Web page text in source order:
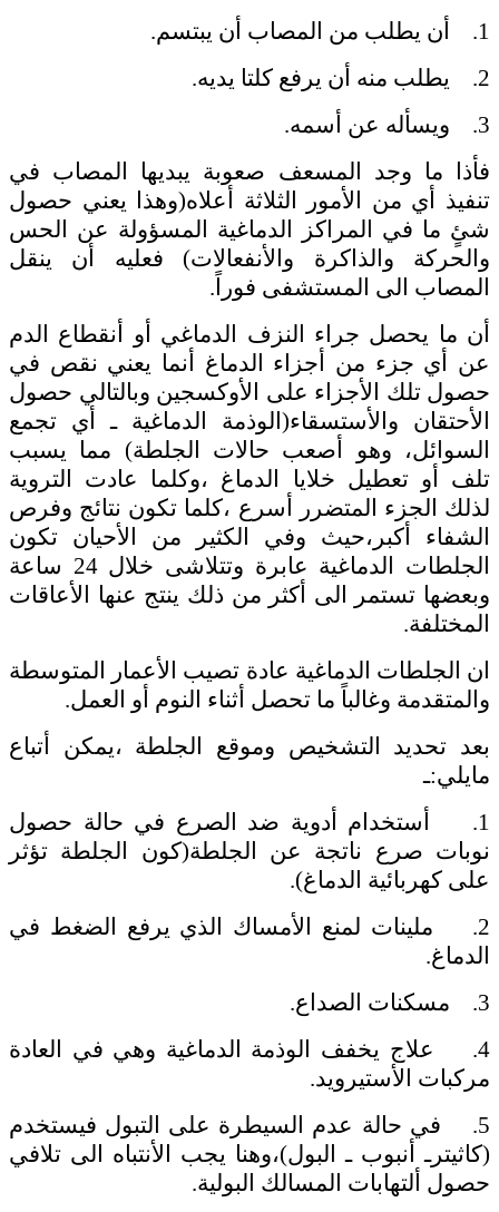
1. أن يطلب من المصاب أن يبتسم.
2. يطلب منه أن يرفع كلتا يديه.
3. ويسأله عن أسمه.
فأذا ما وجد المسعف صعوبة يبديها المصاب في
تنفيذ أي من الأمور الثلاثة أعلاه(وهذا يعني حصول
شئٍ ما في المراكز الدماغية المسؤولة عن الحس
والحركة والذاكرة والأنفعالات) فعليه أن ينقل
المصاب الى المستشفى فوراً.
أن ما يحصل جراء النزف الدماغي أو أنقطاع الدم
عن أي جزء من أجزاء الدماغ أنما يعني نقص في
حصول تلك الأجزاء على الأوكسجين وبالتالي حصول
الأحتقان والأستسقاء(الوذمة الدماغية ـ أي تجمع
السوائل، وهو أصعب حالات الجلطة) مما يسبب
تلف أو تعطيل خلايا الدماغ ،وكلما عادت التروية
لذلك الجزء المتضرر أسرع ،كلما تكون نتائج وفرص
الشفاء أكبر،حيث وفي الكثير من الأحيان تكون
الجلطات الدماغية عابرة وتتلاشى خلال 24 ساعة
وبعضها تستمر الى أكثر من ذلك ينتج عنها الأعاقات
المختلفة.
ان الجلطات الدماغية عادة تصيب الأعمار المتوسطة
والمتقدمة وغالباً ما تحصل أثناء النوم أو العمل.
بعد تحديد التشخيص وموقع الجلطة ،يمكن أتباع
مايلي:ـ
1. أستخدام أدوية ضد الصرع في حالة حصول
نوبات صرع ناتجة عن الجلطة(كون الجلطة تؤثر
على كهربائية الدماغ).
2. ملينات لمنع الأمساك الذي يرفع الضغط في
الدماغ.
3. مسكنات الصداع.
4. علاج يخفف الوذمة الدماغية وهي في العادة
مركبات الأستيرويد.
5. في حالة عدم السيطرة على التبول فيستخدم
(كاثيترـ أنبوب ـ البول)،وهنا يجب الأنتباه الى تلافي
حصول ألتهابات المسالك البولية.